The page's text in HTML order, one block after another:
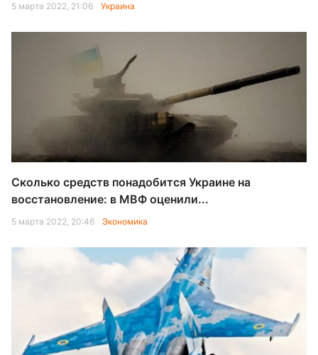
5 марта 2022, 21:06 Украина
Сколько средств понадобится Украине на
восстановление: в МВФ оценили...
5 марта 2022, 20:46 Экономика